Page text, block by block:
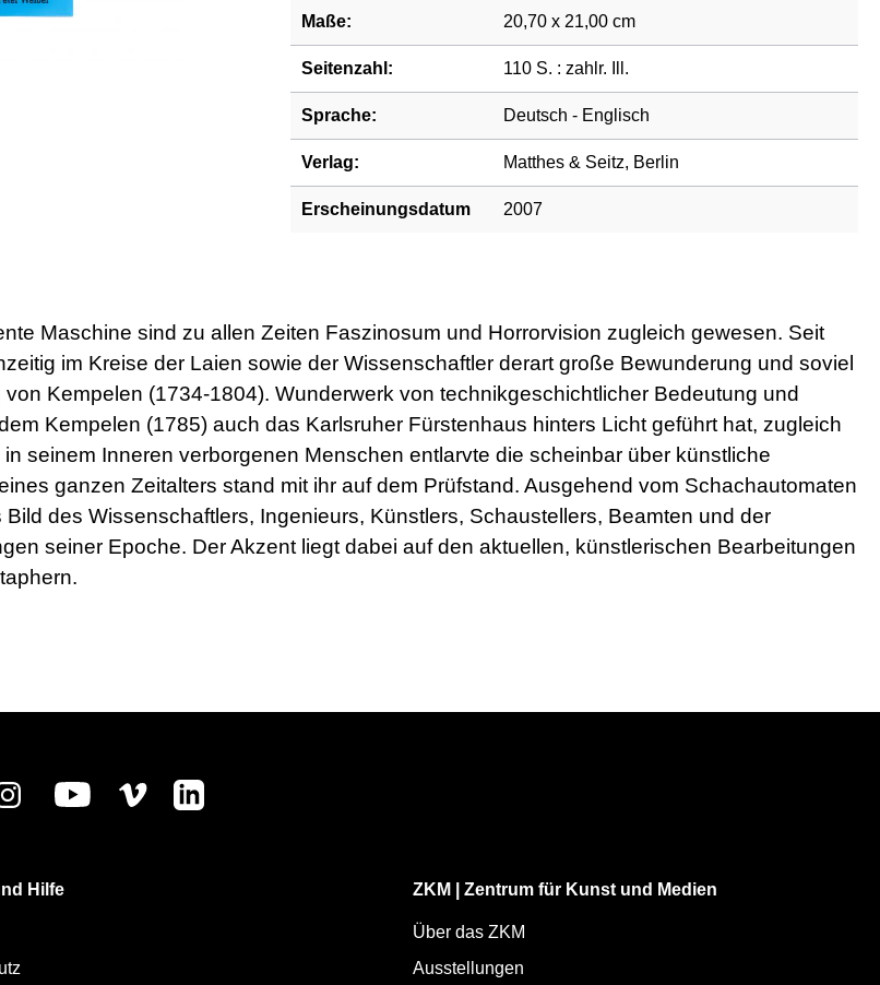
Maße: 20,70 x 21,00 cm
Seitenzahl: 110 S. : zahlr. Ill.
Sprache: Deutsch - Englisch
Verlag: Matthes & Seitz, Berlin
Erscheinungsdatum 2007
Maschine sind zu allen Zeiten Faszinosum und Horrorvision zugleich gewesen. Seit
im Kreise der Laien sowie der Wissenschaftler derart große Bewunderung und soviel
Kempelen (1734-1804). Wunderwerk von technikgeschichtlicher Bedeutung und
Kempelen (1785) auch das Karlsruher Fürstenhaus hinters Licht geführt hat, zugleich
seinem Inneren verborgenen Menschen entlarvte die scheinbar über künstliche
ganzen Zeitalters stand mit ihr auf dem Prüfstand. Ausgehend vom Schachautomaten
des Wissenschaftlers, Ingenieurs, Künstlers, Schaustellers, Beamten und der
seiner Epoche. Der Akzent liegt dabei auf den aktuellen, künstlerischen Bearbeitungen
Hilfe ZKM | Zentrum für Kunst und Medien
Über das ZKM
Ausstellungen